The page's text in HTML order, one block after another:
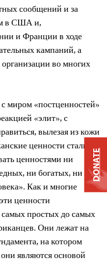
сообщений и за
в США и,
и Франции в ходе
кампаний, а
во многих
миром «постценностей»
«элит», с
вылезая из кожи
ценности стали
ценностями ни
ни богатых, ни так
Как и многие
ценности
простых до самых
Они лежат на
на котором
являются основой
DONATE